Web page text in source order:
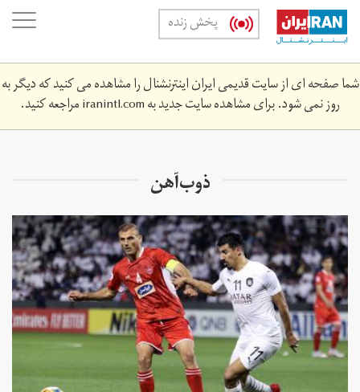
Skip
main
content
پخش زنده
شما صفحه ای از سایت قدیمی ایران اینترنشنال را مشاهده می کنید که دیگر به
روز نمی شود. برای مشاهده سایت جدید بهiranintl.comمراجعه کنید.
ذوب‌آهن